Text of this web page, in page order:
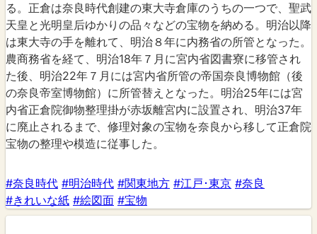
る。正倉は奈良時代創建の東大寺倉庫のうちの一つで、聖武
天皇と光明皇后ゆかりの品々などの宝物を納める。明治以降
は東大寺の手を離れて、明治８年に内務省の所管となった。
農商務省を経て、明治18年７月に宮内省図書寮に移管され
た後、明治22年７月には宮内省所管の帝国奈良博物館（後
の奈良帝室博物館）に所管替えとなった。明治25年には宮
内省正倉院御物整理掛が赤坂離宮内に設置され、明治37年
に廃止されるまで、修理対象の宝物を奈良から移して正倉院
宝物の整理や模造に従事した。
#奈良時代 #明治時代 #関東地方 #江戸･東京 #奈良
#きれいな紙 #絵図面 #宝物